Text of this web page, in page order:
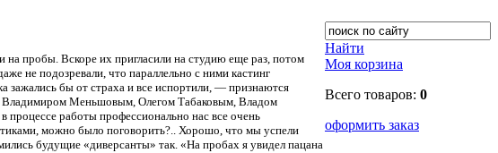
пробы. Вскоре их пригласили на студию еще раз, потом
не подозревали, что параллельно с ними кастинг
зажались бы от страха и все испортили, — признаются
Владимиром Меньшовым, Олегом Табаковым, Владом
работы профессионально нас все очень
можно было поговорить?.. Хорошо, что мы успели
будущие «диверсанты» так. «На пробах я увидел пацана
Найти
Моя корзина
Всего товаров: 0
оформить заказ